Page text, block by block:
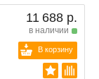
11 688 р.
в наличии
В корзину